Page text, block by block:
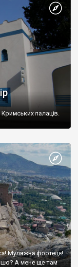
палаців.
Муляжна фортеця!
шо? А мене ще там